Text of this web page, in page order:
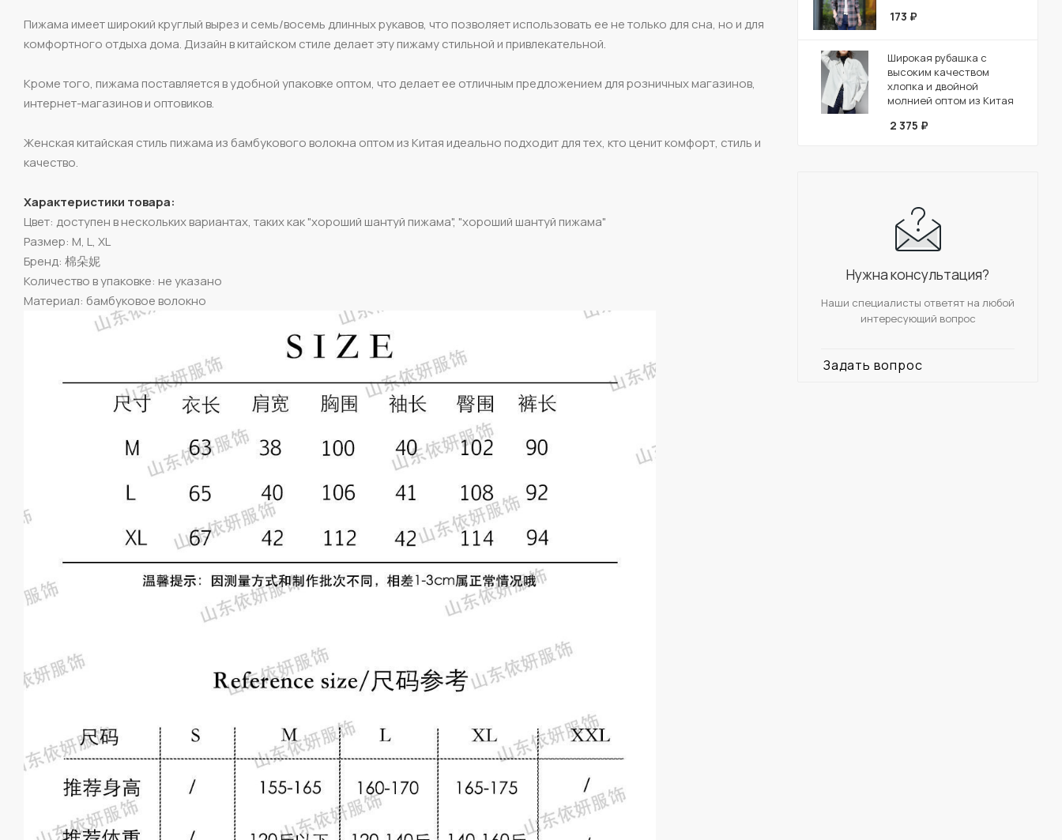
Пижама имеет широкий круглый вырез и семь/восемь длинных рукавов, что позволяет использовать ее не только для сна, но и для
комфортного отдыха дома. Дизайн в китайском стиле делает эту пижаму стильной и привлекательной.
Кроме того, пижама поставляется в удобной упаковке оптом, что делает ее отличным предложением для розничных магазинов,
интернет-магазинов и оптовиков.
Женская китайская стиль пижама из бамбукового волокна оптом из Китая идеально подходит для тех, кто ценит комфорт, стиль и
качество.
Характеристики товара:
Цвет: доступен в нескольких вариантах, таких как "хороший шантуй пижама", "хороший шантуй пижама"
Размер: M, L, XL
Бренд: 棉朵妮
Количество в упаковке: не указано
Материал: бамбуковое волокно
173 ₽
Широкая рубашка с
высоким качеством
хлопка и двойной
молнией оптом из Китая
2 375 ₽
Нужна консультация?
Наши специалисты ответят на любой
интересующий вопрос
Задать вопрос